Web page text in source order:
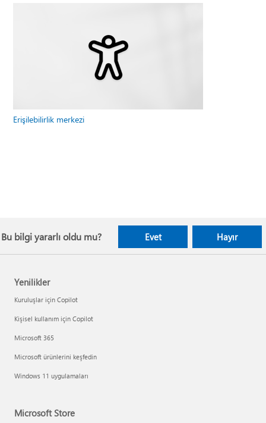
Erişilebilirlik merkezi
Bu bilgi yararlı oldu mu? Evet Hayır
Yenilikler
Kuruluşlar için Copilot
Kişisel kullanım için Copilot
Microsoft 365
Microsoft ürünlerini keşfedin
Windows 11 uygulamaları
Microsoft Store